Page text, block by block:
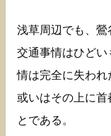
浅草周辺でも、
交通事情はひど
情は完全に失われ
或いはその上に首
とである。